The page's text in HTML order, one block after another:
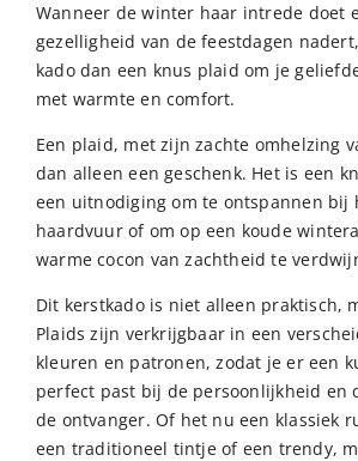
Wanneer de winter haar intrede doet
gezelligheid van de feestdagen
kado dan een knus plaid om je
met warmte en comfort.
Een plaid, met zijn zachte omhelzing
dan alleen een geschenk. Het is een
een uitnodiging om te ontspannen bij
haardvuur of om op een koude
warme cocon van zachtheid te
Dit kerstkado is niet alleen praktisch,
Plaids zijn verkrijgbaar in een
kleuren en patronen, zodat je er een
perfect past bij de persoonlijkheid en
de ontvanger. Of het nu een klassiek
een traditioneel tintje of een trendy,